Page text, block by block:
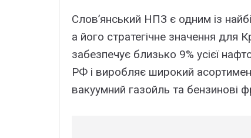
Слов’янський НПЗ є одним із
а його стратегічне значення для
забезпечує близько 9% усієї
РФ і виробляє широкий
вакуумний газойль та бензинові